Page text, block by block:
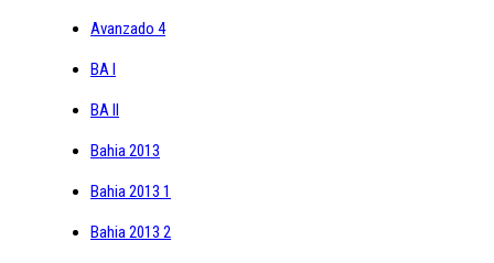
Avanzado 4
BA I
BA II
Bahia 2013
Bahia 2013 1
Bahia 2013 2